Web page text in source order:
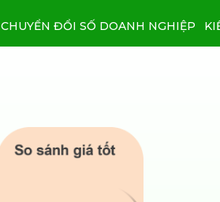
CHUYỂN ĐỔI SỐ DOANH NGHIỆP